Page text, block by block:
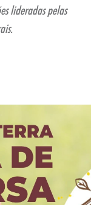
lideradas pelas